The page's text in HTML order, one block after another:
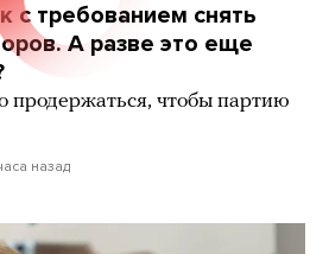
с требованием снять
А разве это еще
продержаться, чтобы партию
назад